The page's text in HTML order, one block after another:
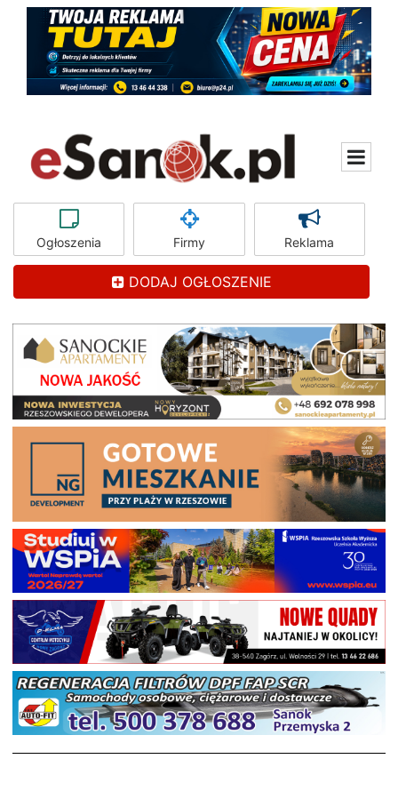
Ogłoszenia Firmy Reklama
DODAJ OGŁOSZENIE